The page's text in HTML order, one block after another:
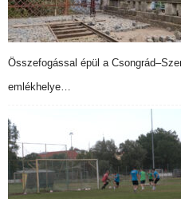
Összefogással épül a
emlékhelye…